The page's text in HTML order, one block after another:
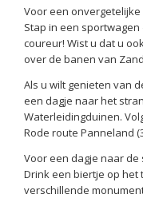
Voor een
Stap in een
coureur! Wist u dat u
over de banen van
Als u wilt genieten van
een dagje naar het
Waterleidingduinen.
Rode route Panneland
Voor een dagje naar
Drink een biertje op het
verschillende